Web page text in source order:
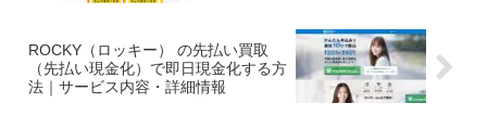
ROCKY（ロッキー） の先払い買取
（先払い現金化）で即日現金化する方
法｜サービス内容・詳細情報